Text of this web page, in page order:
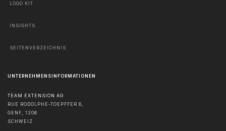
LOGO KIT
INSIGHTS
SEITENVERZEICHNIS
UNTERNEHMENSINFORMATIONEN
TEAM EXTENSION AG
RUE RODOLPHE-TOEPFFER 8,
GENF, 1206
SCHWEIZ